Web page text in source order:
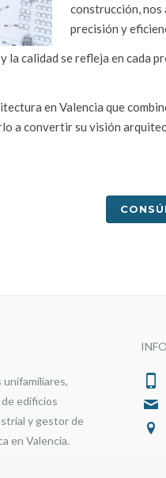
construcción, nos
precisión y
calidad se refleja en cada
en Valencia que
a convertir su visión
edificios
y gestor de
en Valencia.